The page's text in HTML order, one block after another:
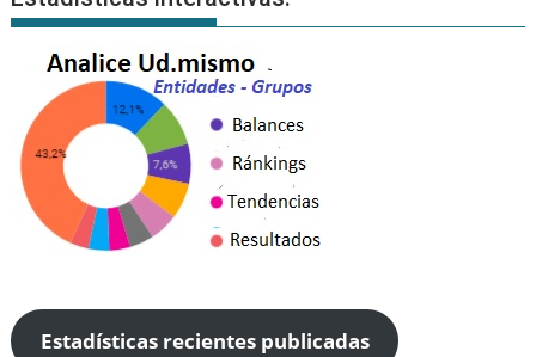
Estadísticas recientes publicadas